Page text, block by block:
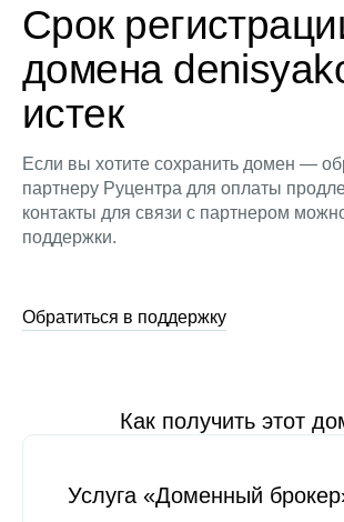
Срок
домена
истек
Если вы хотите сохранить домен —
партнеру Руцентра для оплаты
контакты для связи с партнером
поддержки.
Обратиться в поддержку
Как получить этот
Услуга «Доменный